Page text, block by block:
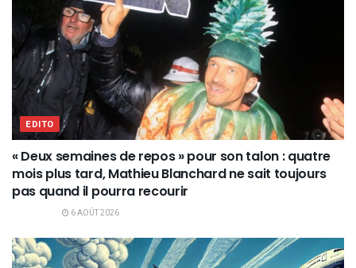
EDITO
« Deux semaines de repos » pour son talon : quatre
mois plus tard, Mathieu Blanchard ne sait toujours
pas quand il pourra recourir
6 AOÛT 2026